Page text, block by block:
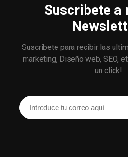
Suscribete a
Suscribete para recibir las
marketing, Diseño web, SEO,
un click!